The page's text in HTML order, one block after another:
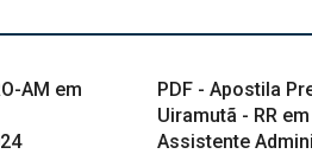
AM em
PDF - Apostila
Uiramutã - RR
Assistente